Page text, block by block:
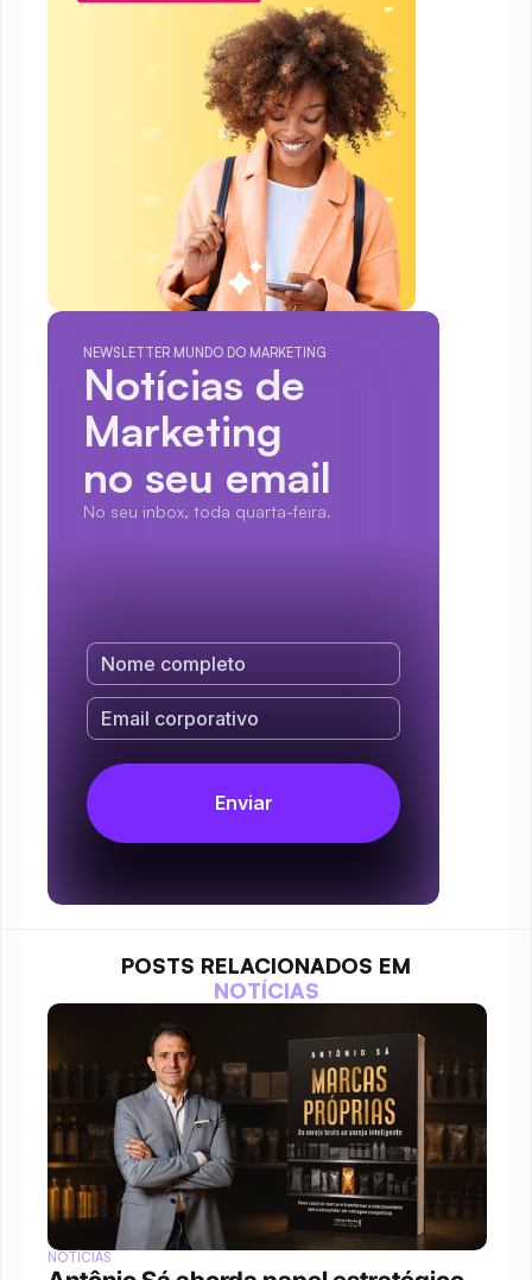
NEWSLETTER MUNDO DO MARKETING
Notícias de
Marketing
no seu email
No seu inbox, toda quarta-feira.
POSTS RELACIONADOS EM
NOTÍCIAS
NOTÍCIAS